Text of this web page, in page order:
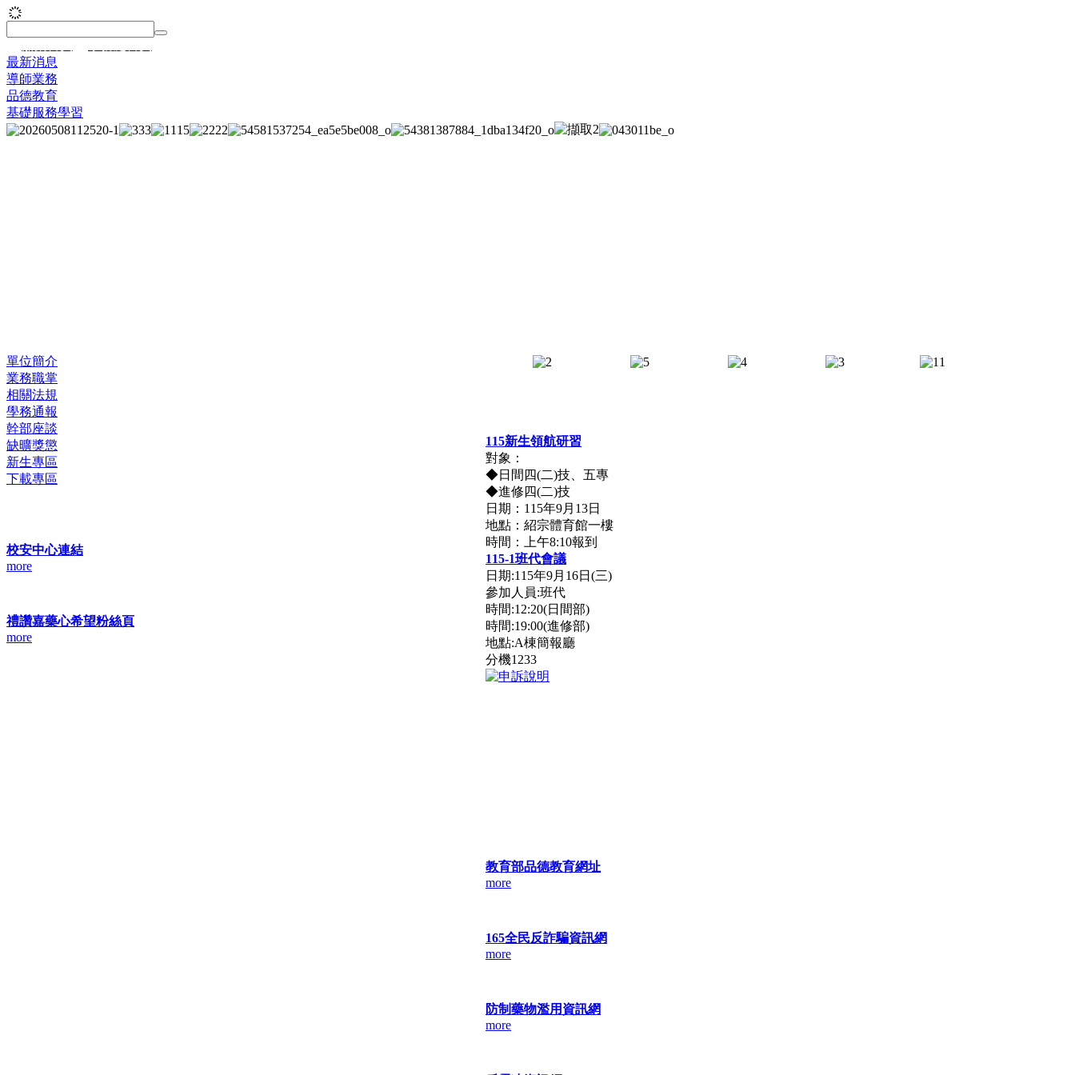
最新消息
導師業務
品德教育
基礎服務學習
單位簡介
業務職掌
相關法規
學務通報
幹部座談
缺曠獎懲
新生專區
下載專區
校安中心連結
more
禮讚嘉藥心希望粉絲頁
more
115新生領航研習
對象：
◆日間四(二)技、五專
◆進修四(二)技
日期：115年9月13日
地點：紹宗體育館一樓
時間：上午8:10報到
115-1班代會議
日期:115年9月16日(三)
參加人員:班代
時間:12:20(日間部)
時間:19:00(進修部)
地點:A棟簡報廳
分機1233
教育部品德教育網址
more
165全民反詐騙資訊網
more
防制藥物濫用資訊網
more